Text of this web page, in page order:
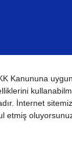
Site haritası
(GULF)
Kanununa
İnternet
etmiş